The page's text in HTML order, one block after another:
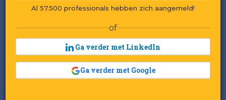
Al 57.500 professionals hebben zich aangemeld!
of
Ga verder met LinkedIn
Ga verder met Google